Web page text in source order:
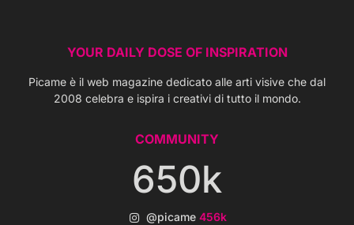
YOUR DAILY DOSE OF INSPIRATION
Picame è il web magazine dedicato alle arti visive che dal
2008 celebra e ispira i creativi di tutto il mondo.
COMMUNITY
650k
@picame 456k